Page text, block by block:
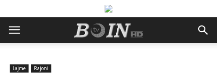
Lajme Rajoni